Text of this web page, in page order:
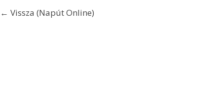
← Vissza (Napút Online)